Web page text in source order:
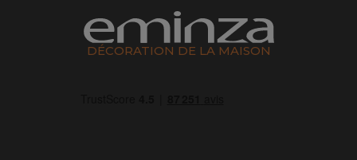
DÉCORATION DE LA MAISON